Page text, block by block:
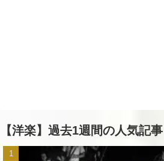
【洋楽】過去1週間の人気記事